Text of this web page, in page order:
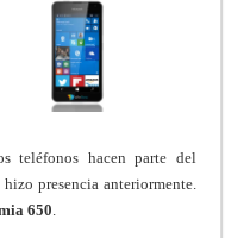
teléfonos hacen parte del
presencia anteriormente.
650.